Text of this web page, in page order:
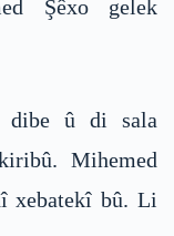
Şêxo gelek
dibe û di sala
Mihemed
xebatekî bû. Li